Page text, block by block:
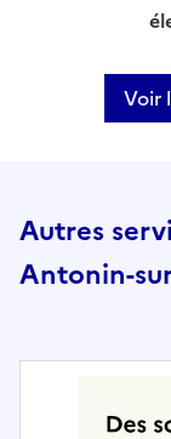
Voir
Autres
Antonin-